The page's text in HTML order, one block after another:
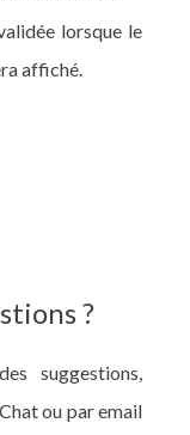
lorsque le
affiché.
?
suggestions,
ou par email